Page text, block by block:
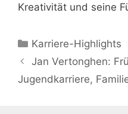
Kreativität und seine
Categories
Karriere-Highlights
Jan Vertonghen:
Jugendkarriere,